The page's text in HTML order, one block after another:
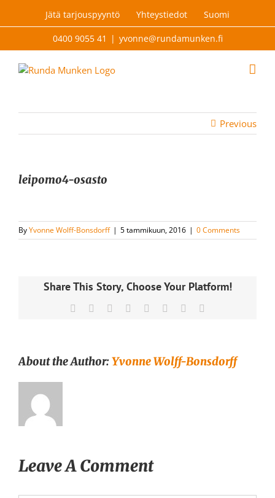
Jätä tarjouspyyntö Yhteystiedot Suomi
0400 9055 41 | yvonne@rundamunken.fi
Previous
leipomo4-osasto
ByYvonne Wolff-Bonsdorff | 5 tammikuun, 2016 | 0 Comments
Share This Story, Choose Your Platform!
Facebook Reddit LinkedIn
TumblrPinterest
About the Author:Yvonne Wolff-Bonsdorff
Leave A Comment